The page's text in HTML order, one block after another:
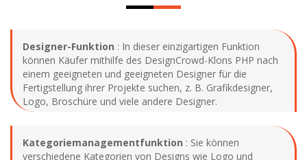
Designer-Funktion : In dieser einzigartigen Funktion
können Käufer mithilfe des DesignCrowd-Klons PHP nach
einem geeigneten und geeigneten Designer für die
Fertigstellung ihrer Projekte suchen, z. B. Grafikdesigner,
Logo, Broschüre und viele andere Designer.
Kategoriemanagementfunktion : Sie können
verschiedene Kategorien von Designs wie Logo und